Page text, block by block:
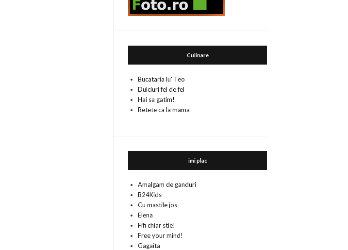
Culinare
Bucataria lu' Teo
Dulciuri fel de fel
Hai sa gatim!
Retete ca la mama
imi plac
Amalgam de ganduri
B24Kids
Cu mastile jos
Elena
Fifi chiar stie!
Free your mind!
Gagaita